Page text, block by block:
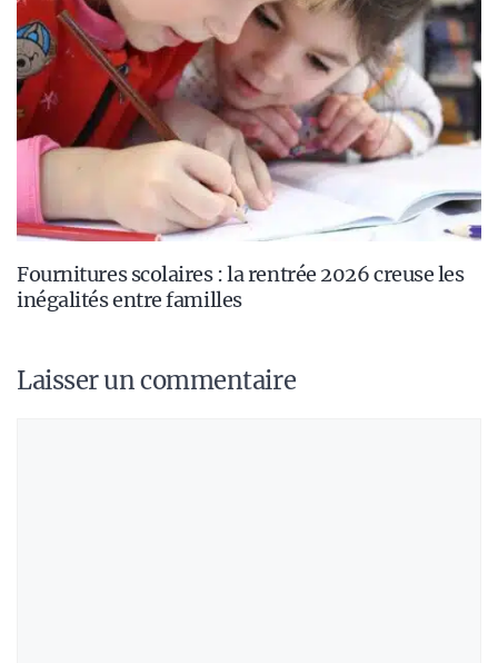
Fournitures scolaires : la rentrée 2026 creuse les
inégalités entre familles
Laisser un commentaire